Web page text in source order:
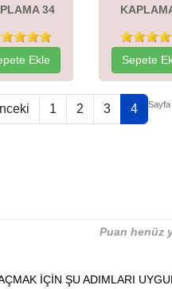
34
Ekle Sepete
1 2 3 4 Sayfa
Puan henüz
İÇİN ŞU ADIMLARI